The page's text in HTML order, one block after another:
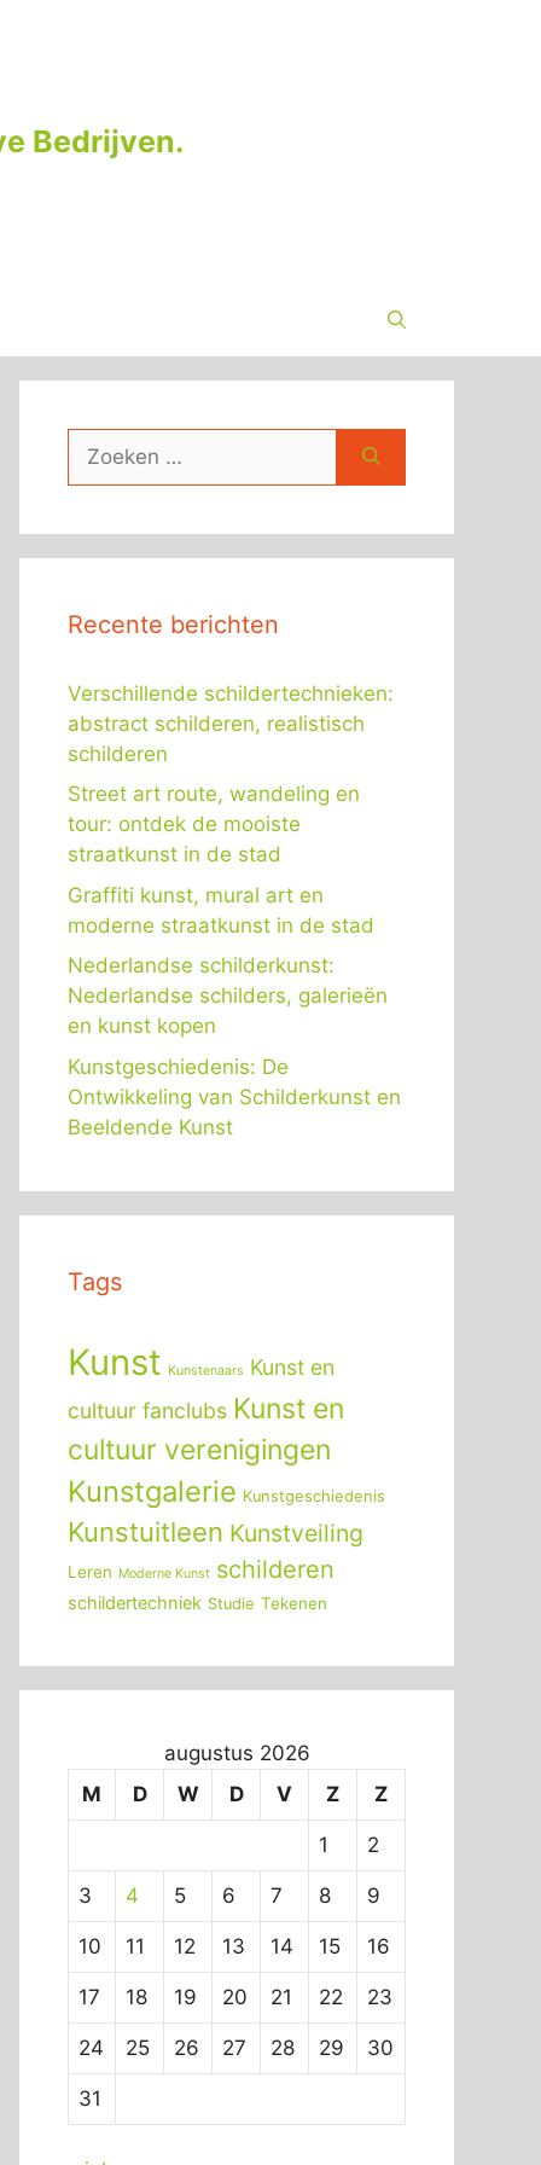
Bedrijven.
naar:
Recente berichten
Verschillende schildertechnieken:
abstract schilderen, realistisch
schilderen
Street art route, wandeling en
tour: ontdek de mooiste
straatkunst in de stad
Graffiti kunst, mural art en
moderne straatkunst in de stad
Nederlandse schilderkunst:
Nederlandse schilders, galerieën
en kunst kopen
Kunstgeschiedenis: De
Ontwikkeling van Schilderkunst en
Beeldende Kunst
Tags
Kunst Kunstenaars Kunst en
cultuur fanclubs Kunst en
cultuur verenigingen
Kunstgalerie Kunstgeschiedenis
Kunstuitleen Kunstveiling
Leren Moderne Kunst schilderen
schildertechniek Studie Tekenen
augustus 2026
M
D W D V Z Z
1 2
3 4 5 6 7 8 9
10 11 12 13 14 15 16
17 18 19 20 21 22 23
24 25 26 27 28 29 30
31